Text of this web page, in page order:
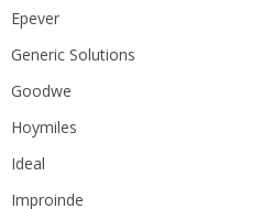
Epever
Generic Solutions
Goodwe
Hoymiles
Ideal
Improinde